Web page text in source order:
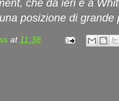
che da ieri è a
posizione di grande
at11:38